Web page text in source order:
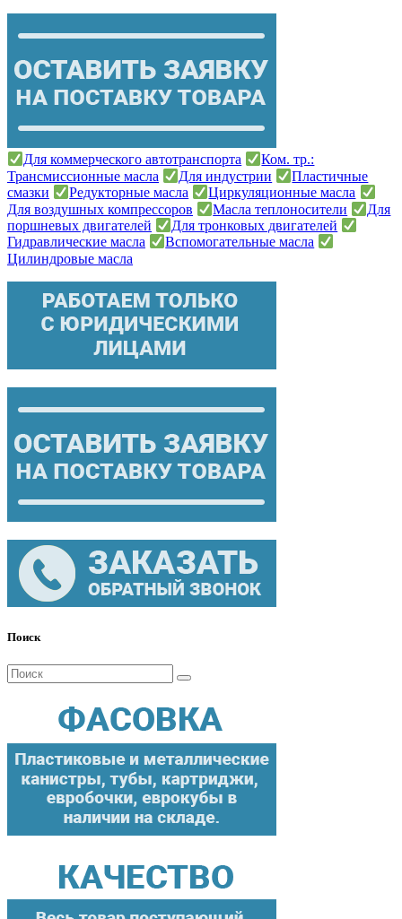
Для коммерческого автотранспорта
Ком. тр.:
Трансмиссионные масла
Для индустрии
Пластичные
смазки
Редукторные масла
Циркуляционные масла
Для воздушных компрессоров
Масла теплоносители
Для
поршневых двигателей
Для тронковых двигателей
Гидравлические масла
Вспомогательные масла
Цилиндровые масла
Поиск
Поиск
для: